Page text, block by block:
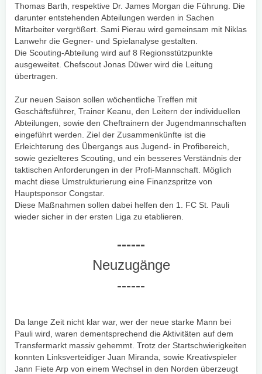
Thomas Barth, respektive Dr. James Morgan die Führung. Die
darunter entstehenden Abteilungen werden in Sachen
Mitarbeiter vergrößert. Sami Pierau wird gemeinsam mit Niklas
Lanwehr die Gegner- und Spielanalyse gestalten.
Die Scouting-Abteilung wird auf 8 Regionsstützpunkte
ausgeweitet. Chefscout Jonas Düwer wird die Leitung
übertragen.
Zur neuen Saison sollen wöchentliche Treffen mit
Geschäftsführer, Trainer Keanu, den Leitern der individuellen
Abteilungen, sowie den Cheftrainern der Jugendmannschaften
eingeführt werden. Ziel der Zusammenkünfte ist die
Erleichterung des Übergangs aus Jugend- in Profibereich,
sowie gezielteres Scouting, und ein besseres Verständnis der
taktischen Anforderungen in der Profi-Mannschaft. Möglich
macht diese Umstrukturierung eine Finanzspritze von
Hauptsponsor Congstar.
Diese Maßnahmen sollen dabei helfen den 1. FC St. Pauli
wieder sicher in der ersten Liga zu etablieren.
------
Neuzugänge
------
Da lange Zeit nicht klar war, wer der neue starke Mann bei
Pauli wird, waren dementsprechend die Aktivitäten auf dem
Transfermarkt massiv gehemmt. Trotz der Startschwierigkeiten
konnten Linksverteidiger Juan Miranda, sowie Kreativspieler
Jann Fiete Arp von einem Wechsel in den Norden überzeugt